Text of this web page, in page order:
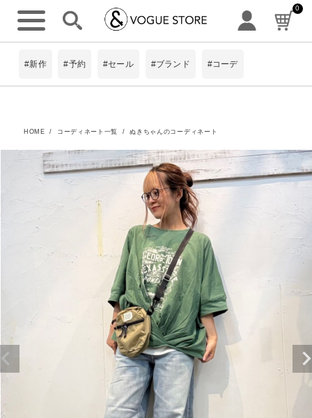
0
#新作 #予約 #セール #ブランド #コーデ
詳細検索
HOME コーディネート一覧 ぬきちゃんのコーディネート